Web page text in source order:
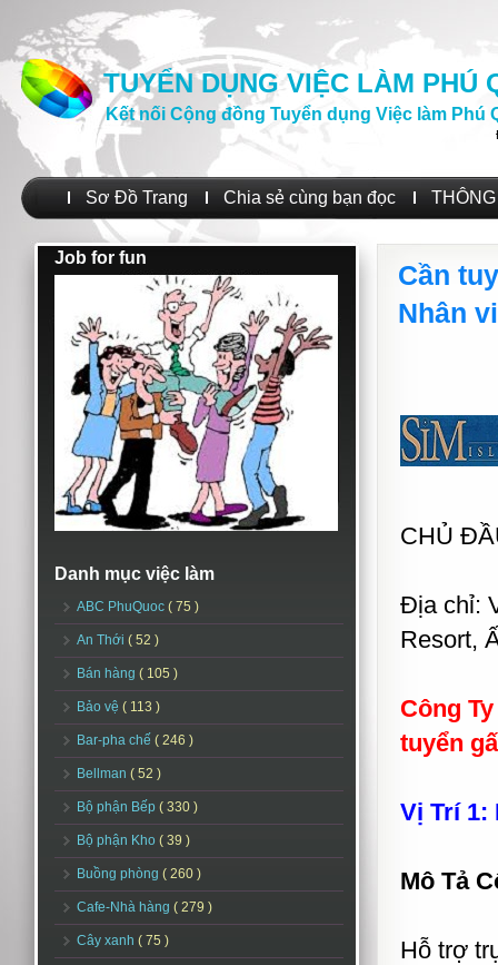
TUYỂN DỤNG VIỆC LÀM PHÚ
Kết nối Cộng đồng Tuyển dụng Việc làm Phú
Sơ Đồ Trang Chia sẻ cùng bạn đọc
Job for fun
Danh mục việc làm
ABC PhuQuoc ( 75 )
An Thới ( 52 )
Bán hàng ( 105 )
Bảo vệ ( 113 )
Bar-pha chế ( 246 )
Bellman ( 52 )
Bộ phận Bếp ( 330 )
Bộ phận Kho ( 39 )
Buồng phòng ( 260 )
Cafe-Nhà hàng ( 279 )
Cây xanh ( 75 )
Cần
Nhân
CHỦ
Địa chỉ:
Resort,
Công
tuyển
Vị Trí 1:
Mô Tả
Hỗ trợ